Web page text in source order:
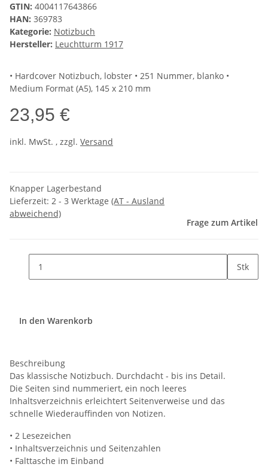
GTIN: 4004117643866
HAN: 369783
Kategorie: Notizbuch
Hersteller: Leuchtturm 1917
• Hardcover Notizbuch, lobster • 251 Nummer, blanko •
Medium Format (A5), 145 x 210 mm
23,95 €
inkl. MwSt. , zzgl. Versand
Knapper Lagerbestand
Lieferzeit: 2 - 3 Werktage (AT - Ausland
abweichend)
Frage zum Artikel
Stk
In den Warenkorb
Beschreibung
Das klassische Notizbuch. Durchdacht - bis ins Detail.
Die Seiten sind nummeriert, ein noch leeres
Inhaltsverzeichnis erleichtert Seitenverweise und das
schnelle Wiederauffinden von Notizen.
• 2 Lesezeichen
• Inhaltsverzeichnis und Seitenzahlen
• Falttasche im Einband